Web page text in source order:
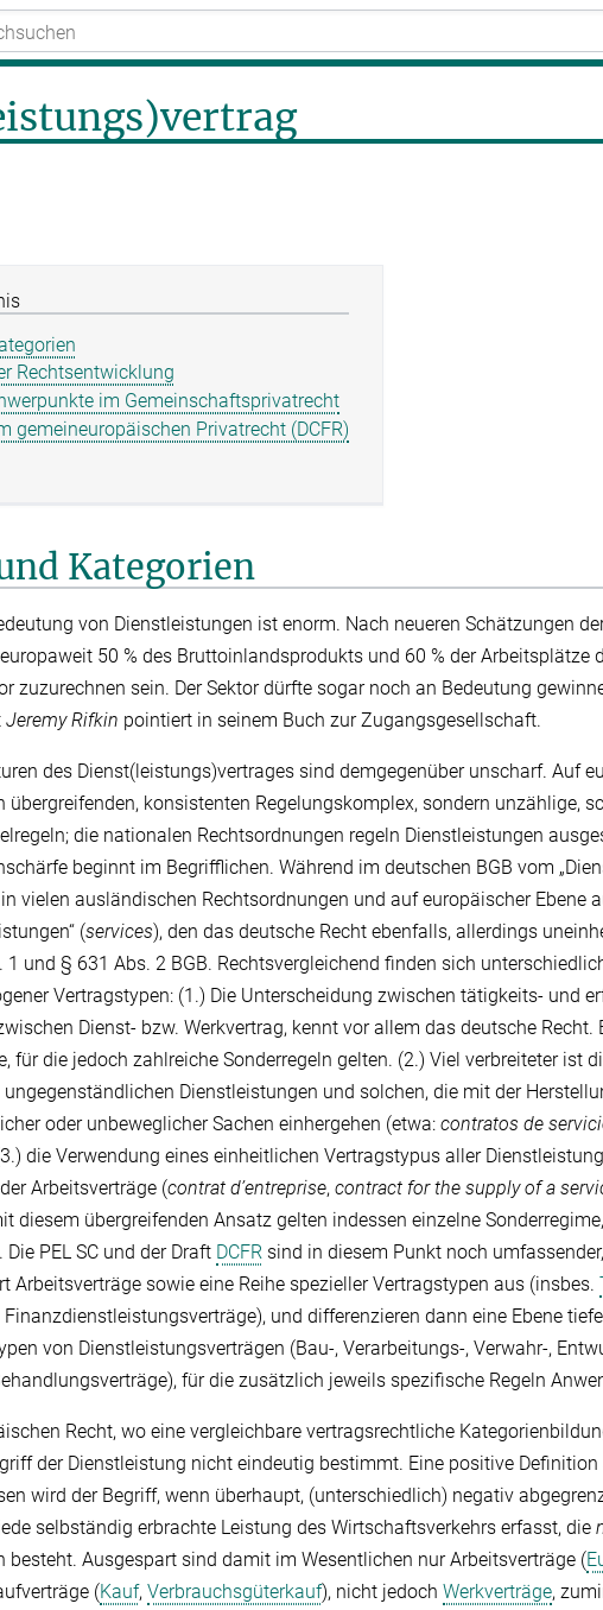
Rechtsentwicklung
im Gemeinschaftsprivatrecht
gemeineuropäischen Privatrecht (DCFR)
Kategorien
von Dienstleistungen ist enorm. Nach neueren Schätzungen
50 % des Bruttoinlandsprodukts und 60 % der Arbeitsplätze
zuzurechnen sein. Der Sektor dürfte sogar noch an Bedeutung
Jeremy Rifkin pointiert in seinem Buch zur Zugangsgesellschaft.
des Dienst(leistungs)vertrages sind demgegenüber unscharf. Auf
übergreifenden, konsistenten Regelungskomplex, sondern unzählige,
die nationalen Rechtsordnungen regeln Dienstleistungen
beginnt im Begrifflichen. Während im deutschen BGB vom
vielen ausländischen Rechtsordnungen und auf europäischer Ebene
(services), den das deutsche Recht ebenfalls, allerdings
und § 631 Abs. 2 BGB. Rechtsvergleichend finden sich
Vertragstypen: (1.) Die Unterscheidung zwischen tätigkeits- und
Dienst- bzw. Werkvertrag, kennt vor allem das deutsche Recht.
für die jedoch zahlreiche Sonderregeln gelten. (2.) Viel verbreiteter ist
ungegenständlichen Dienstleistungen und solchen, die mit der
oder unbeweglicher Sachen einhergehen (etwa: contratos de
die Verwendung eines einheitlichen Vertragstypus aller
Arbeitsverträge (contrat d’entreprise, contract for the supply of a
diesem übergreifenden Ansatz gelten indessen einzelne
PEL SC und der Draft DCFR sind in diesem Punkt noch
Arbeitsverträge sowie eine Reihe spezieller Vertragstypen aus (insbes.
Finanzdienstleistungsverträge), und differenzieren dann eine Ebene
von Dienstleistungsverträgen (Bau-, Verarbeitungs-, Verwahr-,
für die zusätzlich jeweils spezifische Regeln
Recht, wo eine vergleichbare vertragsrechtliche
der Dienstleistung nicht eindeutig bestimmt. Eine positive
wird der Begriff, wenn überhaupt, (unterschiedlich) negativ
selbständig erbrachte Leistung des Wirtschaftsverkehrs erfasst, die
besteht. Ausgespart sind damit im Wesentlichen nur Arbeitsverträge (
(Kauf, Verbrauchsgüterkauf), nicht jedoch Werkverträge,